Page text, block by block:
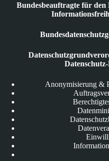
Bundesbeauftragte für den
Datenschutz-
Anonymisierung &